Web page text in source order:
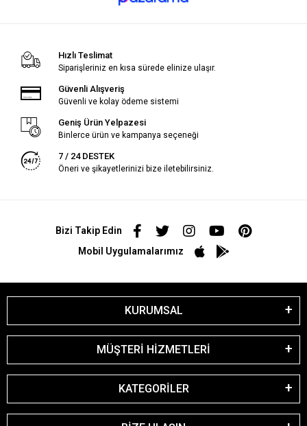
Hızlı Teslimat
Siparişleriniz en kısa sürede elinize ulaşır.
Güvenli Alışveriş
Güvenli ve kolay ödeme sistemi
Geniş Ürün Yelpazesi
Binlerce ürün ve kampanya seçeneği
7 / 24 DESTEK
Öneri ve şikayetlerinizi bize iletebilirsiniz.
Bizi Takip Edin
Mobil Uygulamalarımız
KURUMSAL
MÜŞTERİ HİZMETLERİ
KATEGORİLER